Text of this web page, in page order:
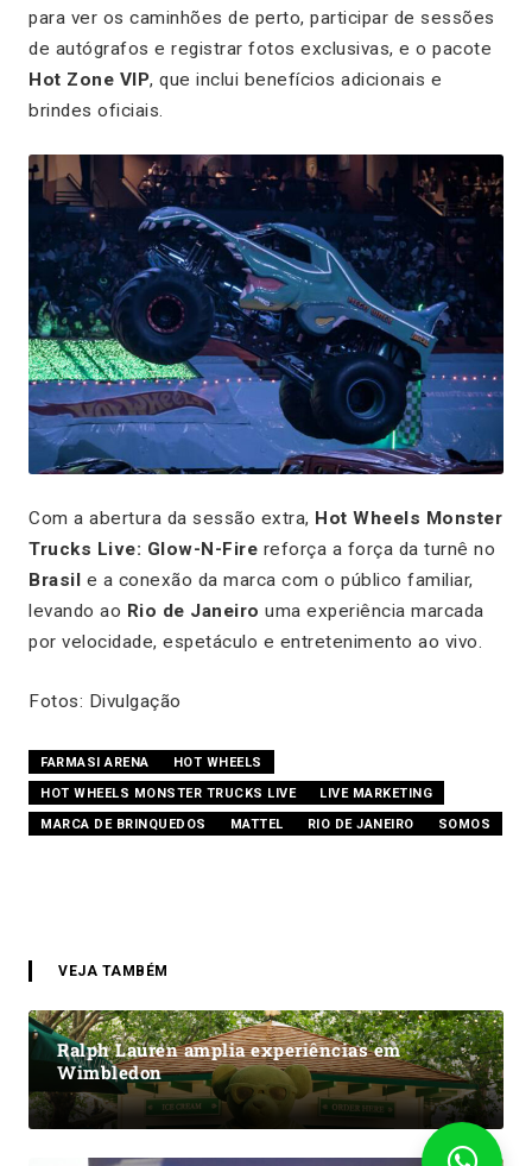
para ver os caminhões de perto, participar de sessões
de autógrafos e registrar fotos exclusivas, e o pacote
Hot Zone VIP, que inclui benefícios adicionais e
brindes oficiais.
Com a abertura da sessão extra, Hot Wheels Monster
Trucks Live: Glow-N-Fire reforça a força da turnê no
Brasil e a conexão da marca com o público familiar,
levando ao Rio de Janeiro uma experiência marcada
por velocidade, espetáculo e entretenimento ao vivo.
Fotos: Divulgação
FARMASI ARENA
HOT WHEELS
HOT WHEELS MONSTER TRUCKS LIVE
LIVE MARKETING
MARCA DE BRINQUEDOS
MATTEL RIO DE JANEIRO SOMOS
VEJA TAMBÉM
Ralph Lauren amplia experiências em
Wimbledon